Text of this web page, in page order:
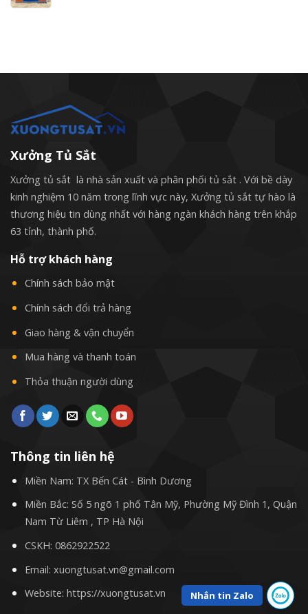
Xưởng Tủ Sắt
Xưởng tủ sắt là nhà sản xuất và phân phối tủ sắt . Với bề dày
kinh nghiệm 10 năm trong lĩnh vực này, Xưởng tủ sắt tự hào là
thương hiệu tin dùng nhất với hàng ngàn khách hàng trên khắp
63 tỉnh, thành phố.
Hỗ trợ khách hàng
Chính sách bảo mật
Chính sách đổi trả hàng
Giao hàng & vận chuyển
Mua hàng và thanh toán
Thỏa thuận người dùng
Thông tin liên hệ
Miền Nam: TX Bến Cát - Bình Dương
Miền Bắc: Số 5 ngõ 1 phố Tân Mỹ, Phường Mỹ Đình 1, Quận
Nam Từ Liêm , TP Hà Nội
CSKH: 0862922522
Email: xuongtusat.vn@gmail.com
Website: https://xuongtusat.vn
Nhắn tin Zalo